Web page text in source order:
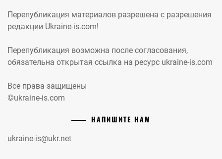
Перепубликация материалов разрешена с разрешения
редакции Ukraine-is.com!
Перепубликация возможна после согласования,
обязательна открытая ссылка на ресурс ukraine-is.com
Все права защищены
©ukraine-is.com
НАПИШИТЕ НАМ
ukraine-is@ukr.net